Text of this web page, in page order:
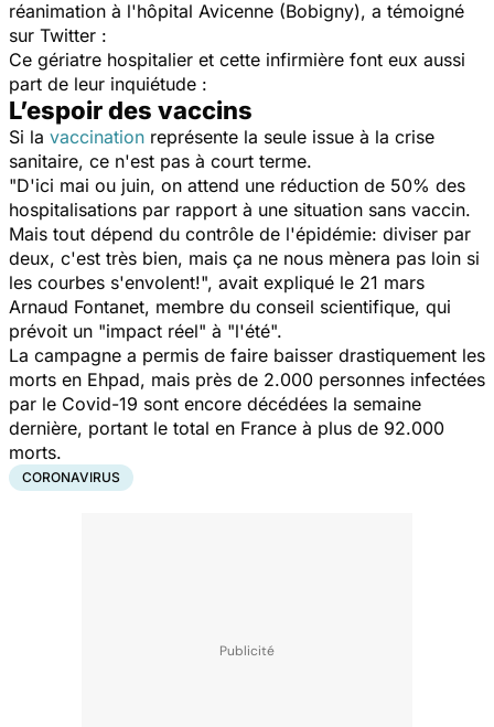
réanimation à l'hôpital Avicenne (Bobigny), a témoigné
sur Twitter :
Ce gériatre hospitalier et cette infirmière font eux aussi
part de leur inquiétude :
L’espoir des vaccins
Si la vaccination représente la seule issue à la crise
sanitaire, ce n'est pas à court terme.
"D'ici mai ou juin, on attend une réduction de 50% des
hospitalisations par rapport à une situation sans vaccin.
Mais tout dépend du contrôle de l'épidémie: diviser par
deux, c'est très bien, mais ça ne nous mènera pas loin si
les courbes s'envolent!", avait expliqué le 21 mars
Arnaud Fontanet, membre du conseil scientifique, qui
prévoit un "impact réel" à "l'été".
La campagne a permis de faire baisser drastiquement les
morts en Ehpad, mais près de 2.000 personnes infectées
par le Covid-19 sont encore décédées la semaine
dernière, portant le total en France à plus de 92.000
morts.
CORONAVIRUS